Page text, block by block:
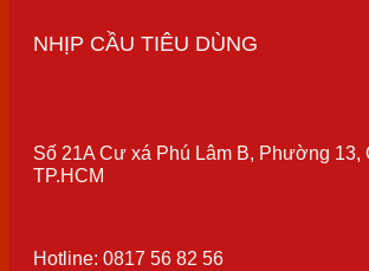
NHỊP CẦU TIÊU DÙNG
Số 21A Cư xá Phú Lâm B, Phường 13,
TP.HCM
Hotline: 0817 56 82 56